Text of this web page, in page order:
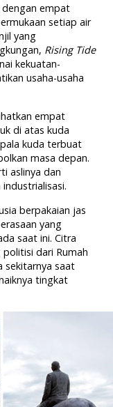
dengan empat
setiap air
yang
Rising Tide
kekuatan-
usaha-usaha
empat
di atas kuda
kuda terbuat
masa depan.
aslinya dan
berpakaian jas
yang
saat ini. Citra
dari Rumah
sekitarnya saat
tingkat